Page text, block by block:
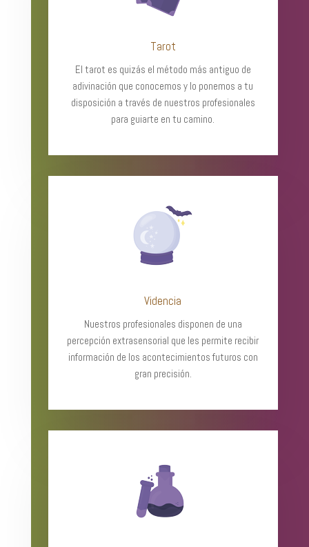
Tarot
El tarot es quizás el método más antiguo de
adivinación que conocemos y lo ponemos a tu
disposición a través de nuestros profesionales
para guiarte en tu camino.
Videncia
Nuestros profesionales disponen de una
percepción extrasensorial que les permite recibir
información de los acontecimientos futuros con
gran precisión.